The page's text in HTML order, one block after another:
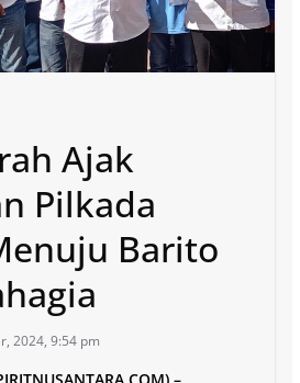
Ajak
Pilkada
Barito
2024, 9:54 pm